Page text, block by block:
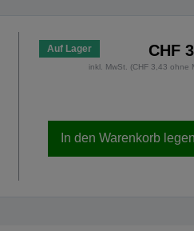
Auf Lager CHF
inkl. MwSt. (CHF 3,43 ohne
In den Warenkorb legen